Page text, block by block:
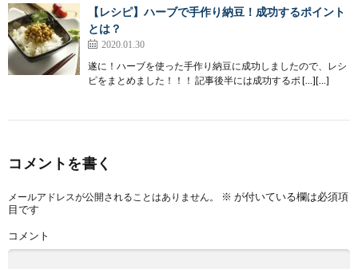
【レシピ】ハーブで手作り納豆！成功するポイント
とは？
2020.01.30
遂に！ハーブを使った手作り納豆に成功しましたので、レシ
ピをまとめました！！！ 記事後半には成功するポ […][…]
コメントを書く
メールアドレスが公開されることはありません。 ※ が付いている欄は必須項
目です
コメント